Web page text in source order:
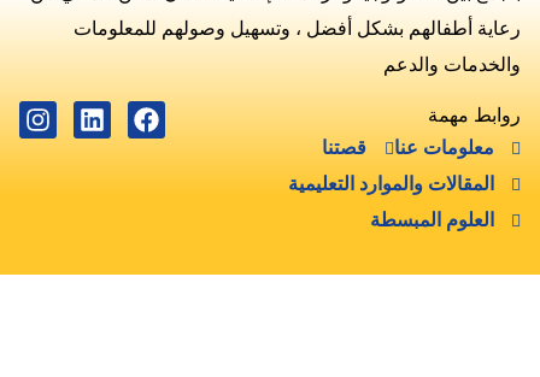
رعاية أطفالهم بشكل أفضل ، وتسهيل وصولهم للمعلومات
والخدمات والدعم
روابط مهمة
معلومات عنا
قصتنا
المقالات والموارد التعليمية
العلوم المبسطة